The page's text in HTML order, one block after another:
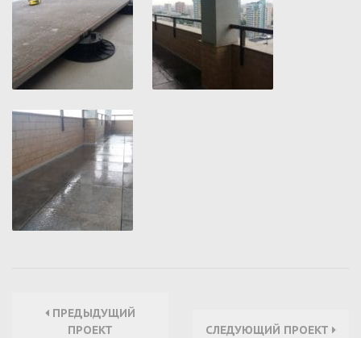
ПРЕДЫДУЩИЙ
ПРОЕКТ
СЛЕДУЮЩИЙ ПРОЕКТ